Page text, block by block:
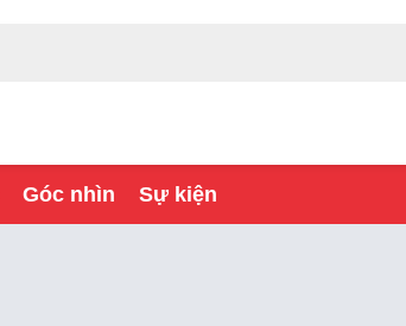
Góc nhìn Sự kiện